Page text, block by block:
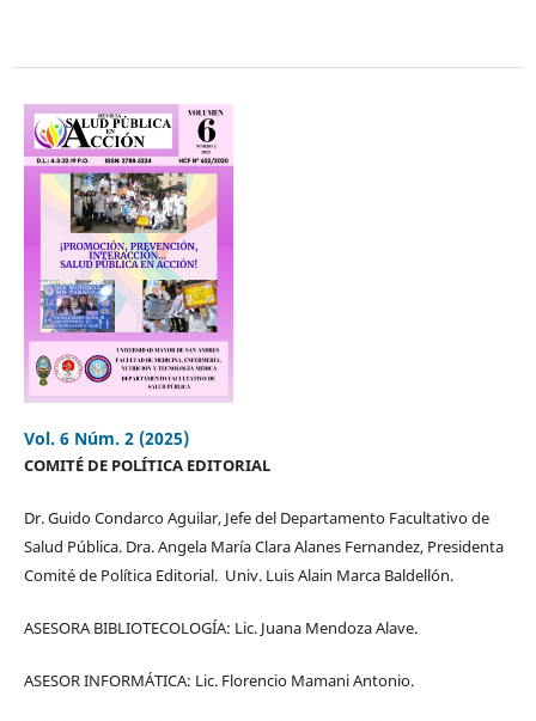
Vol. 6 Núm. 2 (2025)
COMITÉ DE POLÍTICA EDITORIAL
Dr. Guido Condarco Aguilar, Jefe del Departamento Facultativo de
Salud Pública. Dra. Angela María Clara Alanes Fernandez, Presidenta
Comité de Política Editorial. Univ. Luis Alain Marca Baldellón.
ASESORA BIBLIOTECOLOGÍA: Lic. Juana Mendoza Alave.
ASESOR INFORMÁTICA: Lic. Florencio Mamani Antonio.